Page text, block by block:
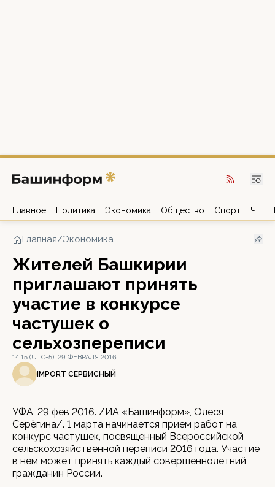
Главное Политика Экономика Общество Спорт ЧП
Главная/Экономика
Жителей Башкирии
приглашают принять
участие в конкурсе
частушек о
сельхозпереписи
14:15 (UTC+5), 29 ФЕВРАЛЯ 2016
IMPORT СЕРВИСНЫЙ
УФА, 29 фев 2016. /ИА «Башинформ», Олеся
Серёгина/. 1 марта начинается прием работ на
конкурс частушек, посвященный Всероссийской
сельскохозяйственной переписи 2016 года. Участие
в нем может принять каждый совершеннолетний
гражданин России.